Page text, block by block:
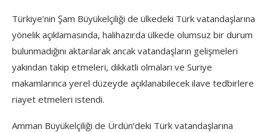
Türkiye’nin Şam Büyükelçiliği de ülkedeki Türk vatandaşlarına
yönelik açıklamasında, halihazırda ülkede olumsuz bir durum
bulunmadığını aktarılarak ancak vatandaşların gelişmeleri
yakından takip etmeleri, dikkatli olmaları ve Suriye
makamlarınca yerel düzeyde açıklanabilecek ilave tedbirlere
riayet etmeleri istendi.
Amman Büyükelçiliği de Ürdün’deki Türk vatandaşlarına